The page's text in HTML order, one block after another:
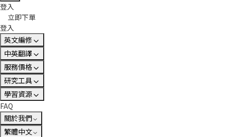
登入
立即下單
登入
英文編修
中英翻譯
服務價格
研究工具
學習資源
FAQ
關於我們
繁體中文